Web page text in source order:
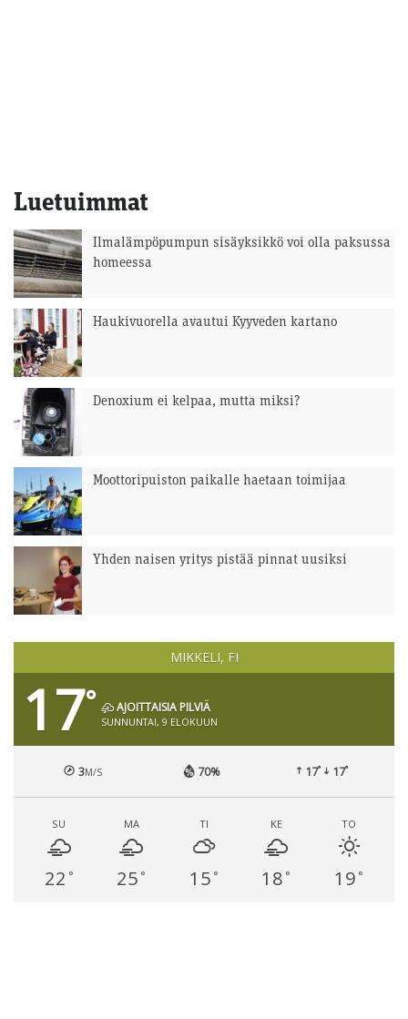
Luetuimmat
Ilmalämpöpumpun sisäyksikkö voi olla paksussa
homeessa
Haukivuorella avautui Kyyveden kartano
Denoxium ei kelpaa, mutta miksi?
Moottoripuiston paikalle haetaan toimijaa
Yhden naisen yritys pistää pinnat uusiksi
MIKKELI, FI
17° AJOITTAISIA PILVIÄ
SUNNUNTAI, 9 ELOKUUN
3M/S 70% 17° 17°
SU
22 °
MA
25 °
TI
15 °
KE
18 °
TO
19 °